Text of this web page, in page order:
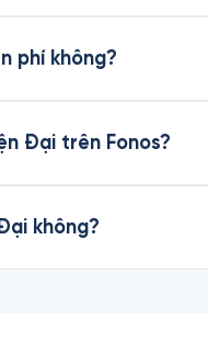
phí không?
Đại trên Fonos?
không?